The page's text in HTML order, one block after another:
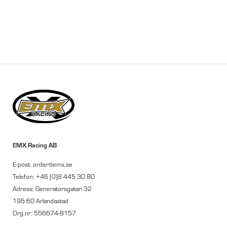
EMX Racing AB
E-post: order@emx.se
Telefon: +46 (0)8 445 30 80
Adress: Generatorsgatan 32
195 60 Arlandastad
Org.nr: 556674-8157